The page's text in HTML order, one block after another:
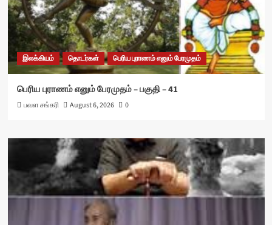
இலக்கியம் தொடர்கள் பெரிய புராணம் எனும் பேரமுதம்
பெரிய புராணம் எனும் பேரமுதம் – பகுதி – 41
பவள சங்கரி August 6, 2026 0